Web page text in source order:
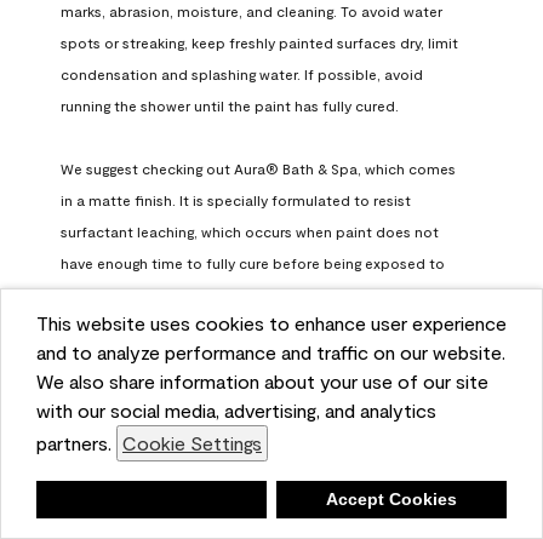
This website uses cookies to enhance user experience
and to analyze performance and traffic on our website.
We also share information about your use of our site
with our social media, advertising, and analytics
partners. Cookie Settings
Accept Cookies
marks, abrasion, moisture, and cleaning. To avoid water
spots or streaking, keep freshly painted surfaces dry, limit
condensation and splashing water. If possible, avoid
running the shower until the paint has fully cured.
We suggest checking out Aura® Bath & Spa, which comes
in a matte finish. It is specially formulated to resist
surfactant leaching, which occurs when paint does not
have enough time to fully cure before being exposed to
high humidity. To learn more, feel free to check it out here:
https://www.benjaminmoore.com/en-us/interior-exterior-
paints-stains/product-catalog/abs/aura-bath-and-spa-
paint
Benjamin Moore Support
a month ago